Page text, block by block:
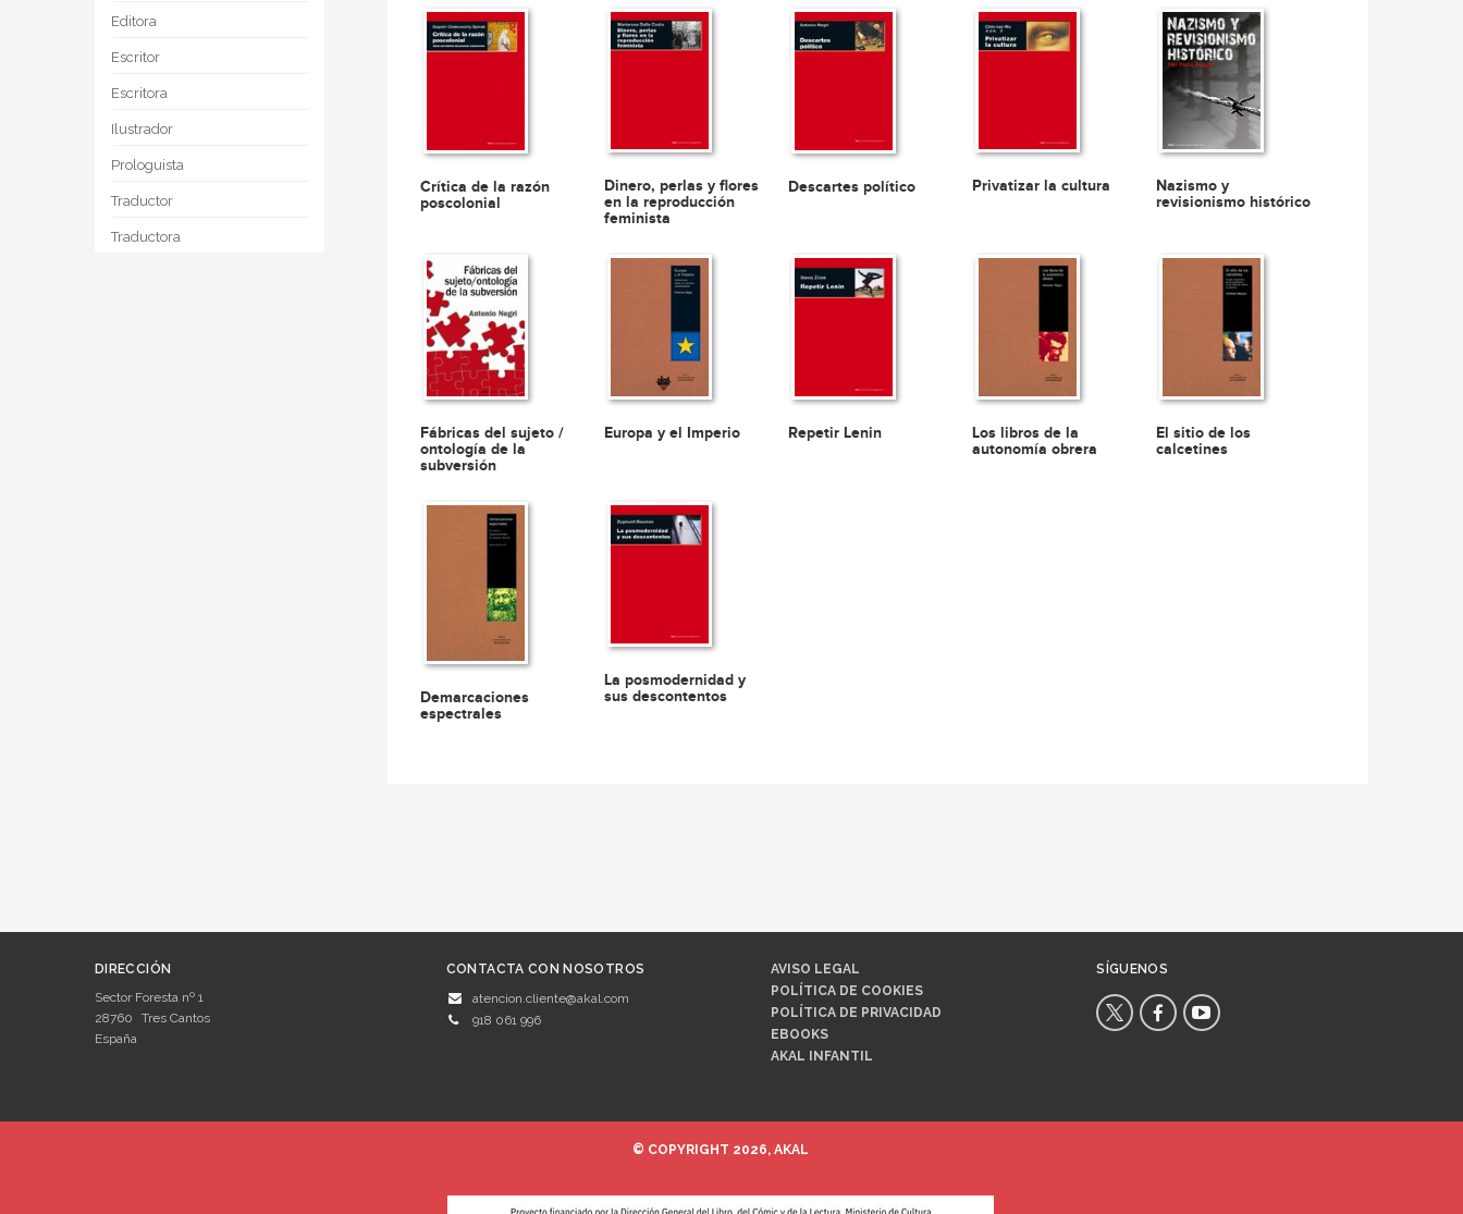
Editora
Escritor
Escritora
Ilustrador
Prologuista
Traductor
Traductora
Crítica de la razón
poscolonial
Dinero, perlas y flores
en la reproducción
feminista
Descartes político Privatizar la cultura
Nazismo y
revisionismo histórico
Fábricas del sujeto /
ontología de la
subversión
Europa y el Imperio Repetir Lenin
Los libros de la
autonomía obrera
El sitio de los
calcetines
Demarcaciones
espectrales
La posmodernidad y
sus descontentos
DIRECCIÓN
Sector Foresta nº 1
28760
Tres Cantos
España
CONTACTA CON NOSOTROS
atencion.cliente@akal.com
918 061 996
AVISO LEGAL
POLÍTICA DE COOKIES
POLÍTICA DE PRIVACIDAD
EBOOKS
AKAL INFANTIL
SÍGUENOS
© COPYRIGHT 2026, AKAL